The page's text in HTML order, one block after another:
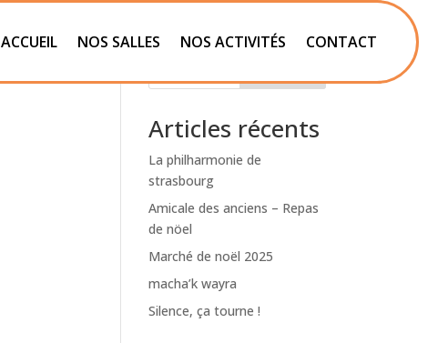
ACCUEIL NOS SALLES NOS ACTIVITÉS CONTACT
Articles récents
La philharmonie de
strasbourg
Amicale des anciens – Repas
de nöel
Marché de noël 2025
macha’k wayra
Silence, ça tourne !